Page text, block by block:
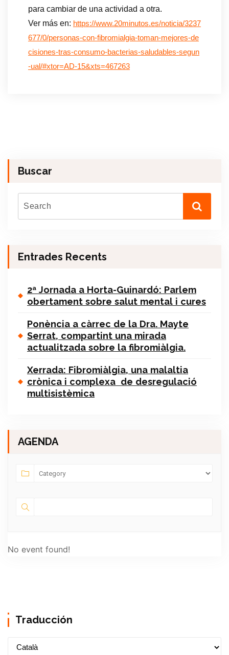
para cambiar de una actividad a otra.
Ver más en: https://www.20minutos.es/noticia/3237
677/0/personas-con-fibromialgia-toman-mejores-de
cisiones-tras-consumo-bacterias-saludables-segun
-ual/#xtor=AD-15&xts=467263
Buscar
Entrades Recents
2ª Jornada a Horta-Guinardó: Parlem
obertament sobre salut mental i cures
Ponència a càrrec de la Dra. Mayte
Serrat, compartint una mirada
actualitzada sobre la fibromiàlgia.
Xerrada: Fibromiàlgia, una malaltia
crònica i complexa de desregulació
multisistèmica
AGENDA
No event found!
Traducción